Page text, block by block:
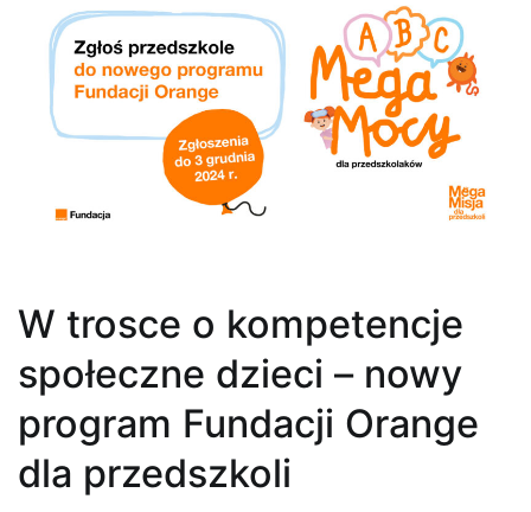
W trosce o kompetencje
społeczne dzieci – nowy
program Fundacji Orange
dla przedszkoli